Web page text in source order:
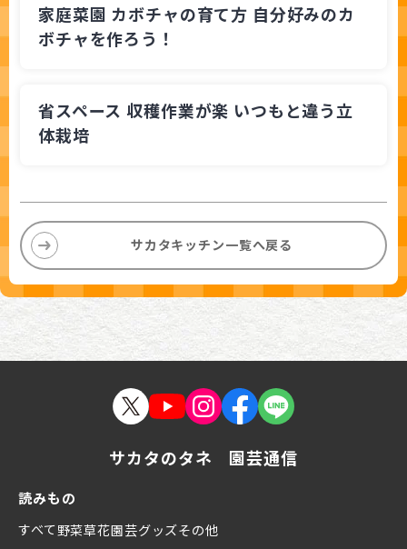
家庭菜園 カボチャの育て方 自分好みのカ
ボチャを作ろう！
省スペース 収穫作業が楽 いつもと違う立
体栽培
サカタキッチン一覧へ戻る
サカタのタネ 園芸通信
読みもの
すべて野菜草花園芸グッズその他